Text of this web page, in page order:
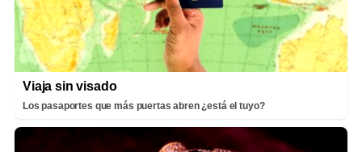
Viaja sin visado
Los pasaportes que más puertas abren ¿está el tuyo?